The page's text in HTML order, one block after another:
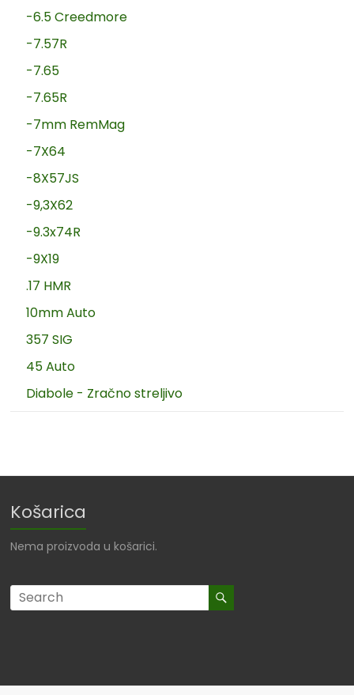
-6.5 Creedmore
-7.57R
-7.65
-7.65R
-7mm RemMag
-7X64
-8X57JS
-9,3X62
-9.3x74R
-9X19
.17 HMR
10mm Auto
357 SIG
45 Auto
Diabole - Zračno streljivo
Košarica
Nema proizvoda u košarici.